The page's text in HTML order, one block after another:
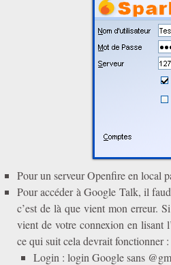
Pour un serveur Openfire en local
Pour accéder à Google Talk, il
c’est de là que vient mon erreur.
vient de votre connexion en lisant
ce qui suit cela devrait fonctionner :
Login : login Google sans